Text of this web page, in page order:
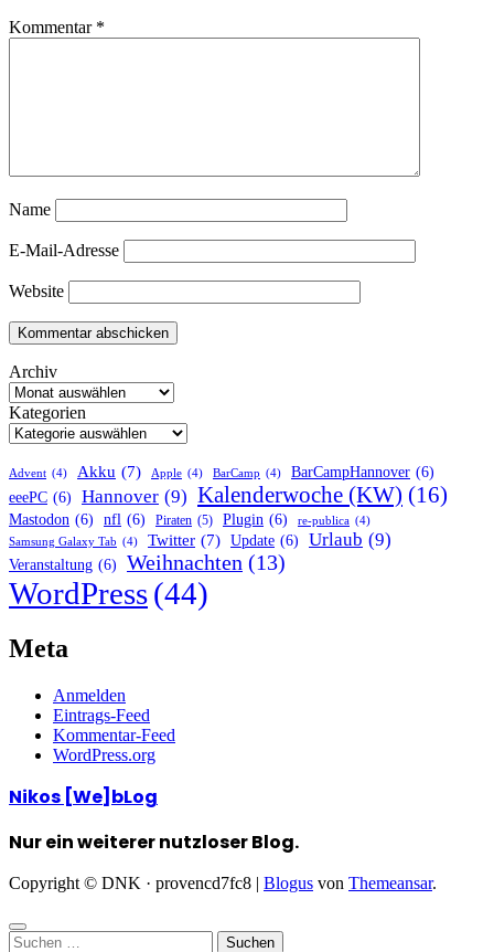
Kommentar *
Name
E-Mail-Adresse
Website
Archiv
Kategorien
Advent (4) Akku (7) Apple (4) BarCamp (4) BarCampHannover (6)
eeePC (6) Hannover (9) Kalenderwoche (KW) (16)
Mastodon (6) nfl (6) Piraten (5) Plugin (6) re-publica (4)
Samsung Galaxy Tab (4) Twitter (7) Update (6) Urlaub (9)
Veranstaltung (6) Weihnachten (13)
WordPress(44)
Meta
Anmelden
Eintrags-Feed
Kommentar-Feed
WordPress.org
Nikos [We]bLog
Nur ein weiterer nutzloser Blog.
Copyright © DNK · provencd7fc8 | Blogus von Themeansar.
Suchen